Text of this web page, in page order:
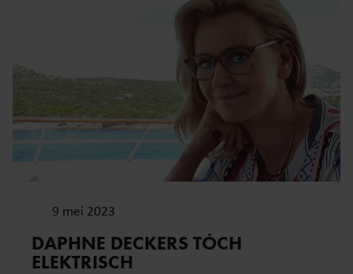
9 mei 2023
DAPHNE DECKERS TÓCH
ELEKTRISCH